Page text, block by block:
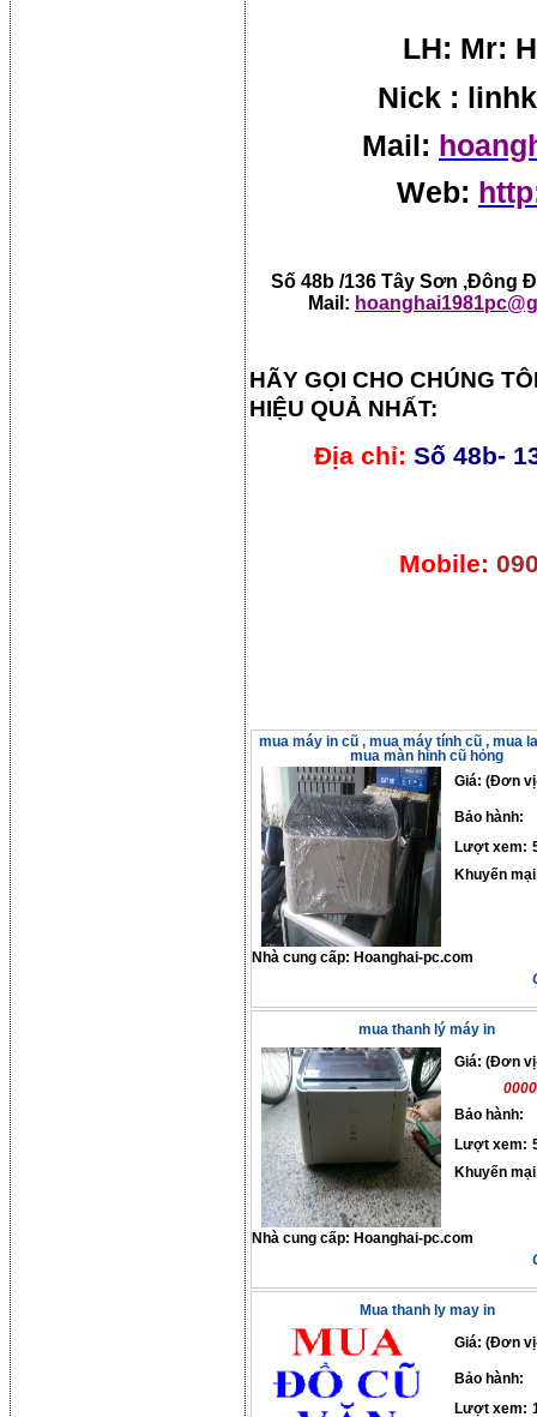
LH: Mr:
Nick :
Mail:
Web:
Số 48b /136 Tây Sơn ,Đông
Mail:
HÃY GỌI CHO CHÚNG
HIỆU QUẢ NHẤT:
Địa chỉ: Số 48b-
Mobile:
mua máy in cũ , mua máy tính cũ , mua
mua màn hình cũ hỏng
Giá: (Đơn
Bảo hành:
Lượt xem:
Khuyến
Nhà cung cấp: Hoanghai-pc.com
mua thanh lý máy in
Giá: (Đơn
Bảo hành:
Lượt xem:
Khuyến
Nhà cung cấp: Hoanghai-pc.com
Mua thanh ly may in
Giá: (Đơn
Bảo hành:
Lượt xem: